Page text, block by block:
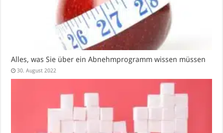
Alles, was Sie über ein Abnehmprogramm wissen müssen
30. August 2022